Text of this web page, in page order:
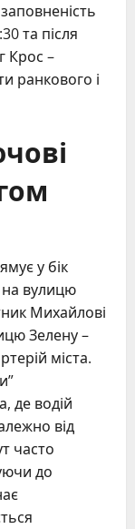
та після
Крос –
ранкового і
у бік
вулицю
Михайлові
Зелену –
міста.
де водій
від
часто
до